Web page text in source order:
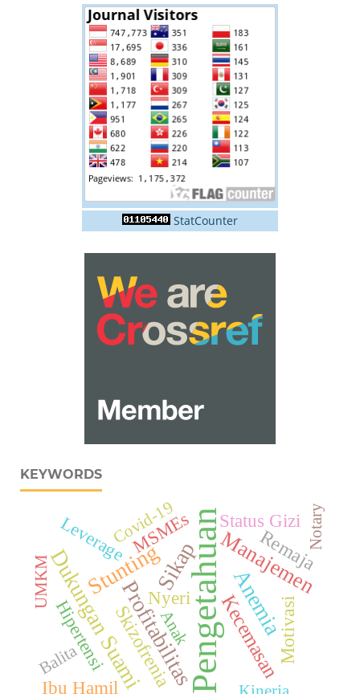
StatCounter
KEYWORDS
Pengetahuan
Stunting
Profitabilitas Anemia
Sikap
Dukungan Suami Manajemen
Kecemasan
Skizofrenia Motivasi
Remaja
Hipertensi
Leverage
Nyeri
Ibu Hamil
Status Gizi
MSMEs
UMKM
Covid-19
Anak
Balita
Notary